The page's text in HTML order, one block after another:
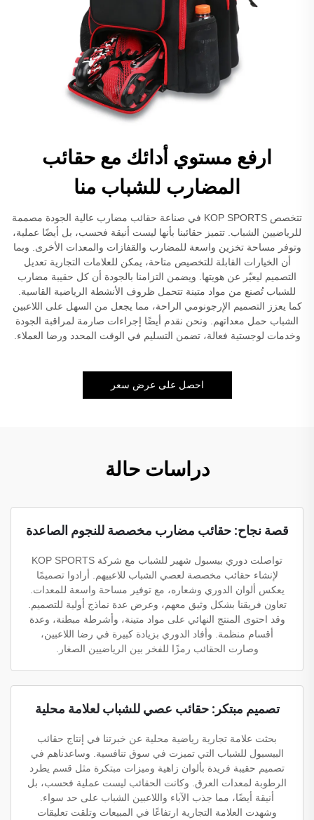
ارفع مستوي أدائك مع حقائب
المضارب للشباب منا
تتخصص KOP SPORTS في صناعة حقائب مضارب عالية الجودة مصممة
للرياضيين الشباب. تتميز حقائبنا بأنها ليست أنيقة فحسب، بل أيضًا عملية،
وتوفر مساحة تخزين واسعة للمضارب والقفازات والمعدات الأخرى. وبما
أن الخيارات القابلة للتخصيص متاحة، يمكن للعلامات التجارية تعديل
التصميم ليعبّر عن هويتها. ويضمن التزامنا بالجودة أن كل حقيبة مضارب
للشباب تُصنع من مواد متينة تتحمل ظروف الأنشطة الرياضية القاسية.
كما يعزز التصميم الإرجونومي الراحة، مما يجعل من السهل على اللاعبين
الشباب حمل معداتهم. ونحن نقدم أيضًا إجراءات صارمة لمراقبة الجودة
وخدمات لوجستية فعالة، تضمن التسليم في الوقت المحدد ورضا العملاء.
احصل على عرض سعر
دراسات حالة
قصة نجاح: حقائب مضارب مخصصة للنجوم الصاعدة
تواصلت دوري بيسبول شهير للشباب مع شركة KOP SPORTS
لإنشاء حقائب مخصصة لعصي الشباب للاعبيهم. أرادوا تصميمًا
يعكس ألوان الدوري وشعاره، مع توفير مساحة واسعة للمعدات.
تعاون فريقنا بشكل وثيق معهم، وعرض عدة نماذج أولية للتصميم.
وقد احتوى المنتج النهائي على مواد متينة، وأشرطة مبطنة، وعدة
أقسام منظمة. وأفاد الدوري بزيادة كبيرة في رضا اللاعبين،
وصارت الحقائب رمزًا للفخر بين الرياضيين الصغار.
تصميم مبتكر: حقائب عصي للشباب لعلامة محلية
بحثت علامة تجارية رياضية محلية عن خبرتنا في إنتاج حقائب
البيسبول للشباب التي تميزت في سوق تنافسية. وساعدناهم في
تصميم حقيبة فريدة بألوان زاهية وميزات مبتكرة مثل قسم يطرد
الرطوبة لمعدات العرق. وكانت الحقائب ليست عملية فحسب، بل
أنيقة أيضًا، مما جذب الآباء واللاعبين الشباب على حد سواء.
وشهدت العلامة التجارية ارتفاعًا في المبيعات وتلقت تعليقات